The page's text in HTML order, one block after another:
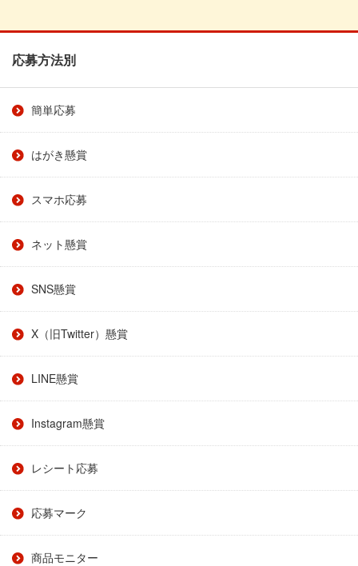
応募方法別
簡単応募
はがき懸賞
スマホ応募
ネット懸賞
SNS懸賞
X（旧Twitter）懸賞
LINE懸賞
Instagram懸賞
レシート応募
応募マーク
商品モニター